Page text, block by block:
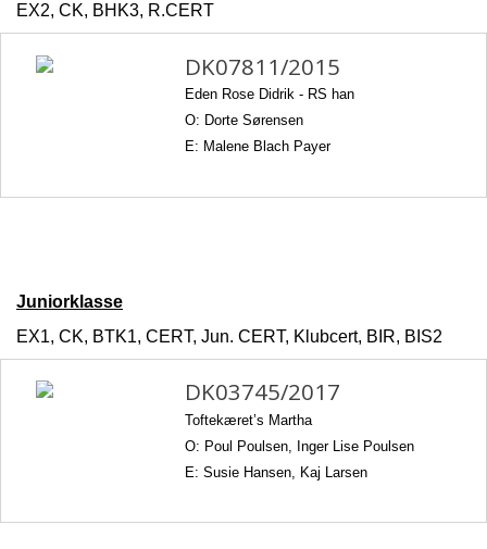
EX2, CK, BHK3, R.CERT
DK07811/2015
Eden Rose Didrik - RS han
O: Dorte Sørensen
E: Malene Blach Payer
Juniorklasse
EX1, CK, BTK1, CERT, Jun. CERT, Klubcert, BIR, BIS2
DK03745/2017
Toftekæret’s Martha
O: Poul Poulsen, Inger Lise Poulsen
E: Susie Hansen, Kaj Larsen